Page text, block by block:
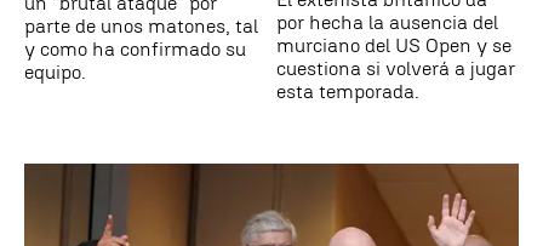
parte de unos matones, tal
y como ha confirmado su
equipo.
por hecha la ausencia del
murciano del US Open y se
cuestiona si volverá a jugar
esta temporada.